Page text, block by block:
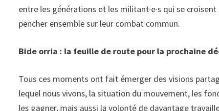
entre les générations et les militant·e·s qui se
pencher ensemble sur leur combat commun.
Bide orria : la feuille de route pour la prochaine
Tous ces moments ont fait émerger des visions
lequel nous vivons, la situation du mouvement, les
les gagner, mais aussi la volonté de davantage